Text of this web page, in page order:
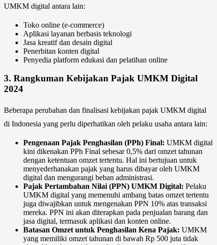
UMKM digital antara lain:
Toko online (e-commerce)
Aplikasi layanan berbasis teknologi
Jasa kreatif dan desain digital
Penerbitan konten digital
Penyedia platform edukasi dan pelatihan online
3. Rangkuman Kebijakan Pajak UMKM Digital
2024
Beberapa perubahan dan finalisasi kebijakan pajak UMKM digital
di Indonesia yang perlu diperhatikan oleh pelaku usaha antara lain:
Pengenaan Pajak Penghasilan (PPh) Final: UMKM digital
kini dikenakan PPh Final sebesar 0,5% dari omzet tahunan
dengan ketentuan omzet tertentu. Hal ini bertujuan untuk
menyederhanakan pajak yang harus dibayar oleh UMKM
digital dan mengurangi beban administrasi.
Pajak Pertambahan Nilai (PPN) UMKM Digital: Pelaku
UMKM digital yang memenuhi ambang batas omzet tertentu
juga diwajibkan untuk mengenakan PPN 10% atas transaksi
mereka. PPN ini akan diterapkan pada penjualan barang dan
jasa digital, termasuk aplikasi dan konten online.
Batasan Omzet untuk Penghasilan Kena Pajak: UMKM
yang memiliki omzet tahunan di bawah Rp 500 juta tidak